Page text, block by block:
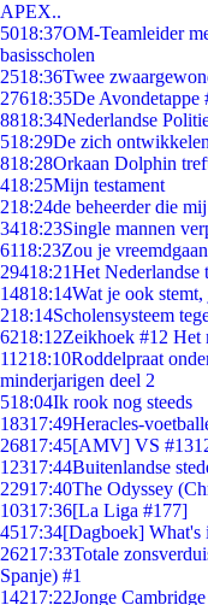
APEX..
5018:37OM-Teamleider
basisscholen
2518:36Twee
27618:35De Avondetappe
8818:34Nederlandse
518:29De zich
818:28Orkaan Dolphin
418:25Mijn testament
218:24de beheerder die
3418:23Single mannen
6118:23Zou je
29418:21Het Nederlandse
14818:14Wat je ook
218:14Scholensysteem
6218:12Zeikhoek #12 Het
11218:10Roddelpraat
minderjarigen deel 2
518:04Ik rook nog steeds
18317:49Heracles-
26817:45[AMV] VS #1312
12317:44Buitenlandse
22917:40The Odyssey
10317:36[La Liga #177]
4517:34[Dagboek] What's
26217:33Totale
Spanje) #1
14217:22Jonge